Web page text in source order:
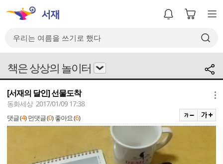
책은 상상의 놀이터
[서재의 달인] 선물도착
동화세상 2017/01/09 17:38
댓글 (4) 먼댓글 (0) 좋아요 (6)